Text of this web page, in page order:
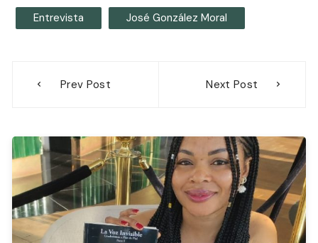
Entrevista José González Moral
Prev Post Next Post